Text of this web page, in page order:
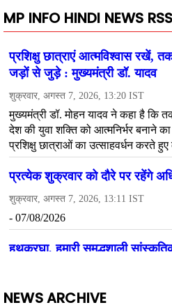
MP INFO HINDI NEWS
NEWS ARCHIVE